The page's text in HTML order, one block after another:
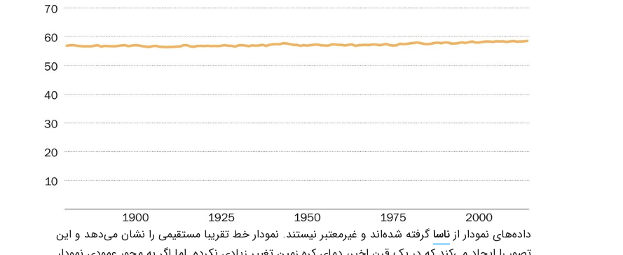
داده‌های نمودار ازناساگرفته شده‌اند و غیرمعتبر نیستند. نمودار خط تقریبا مستقیمی را نشان می‌دهد و این